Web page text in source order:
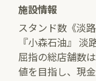
施設情報
スタンド数《淡
『小森石油』
屈指の総店舗数
値を目指し、現